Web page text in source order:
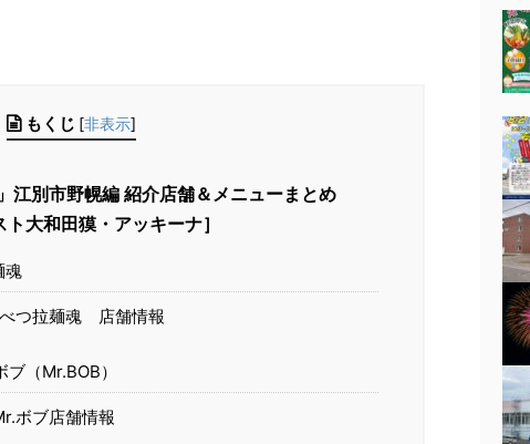
もくじ [非表示]
江別市野幌編 紹介店舗＆メニューまとめ
大和田獏・アッキーナ］
魂
つ拉麺魂 店舗情報
（Mr.BOB）
ボブ店舗情報